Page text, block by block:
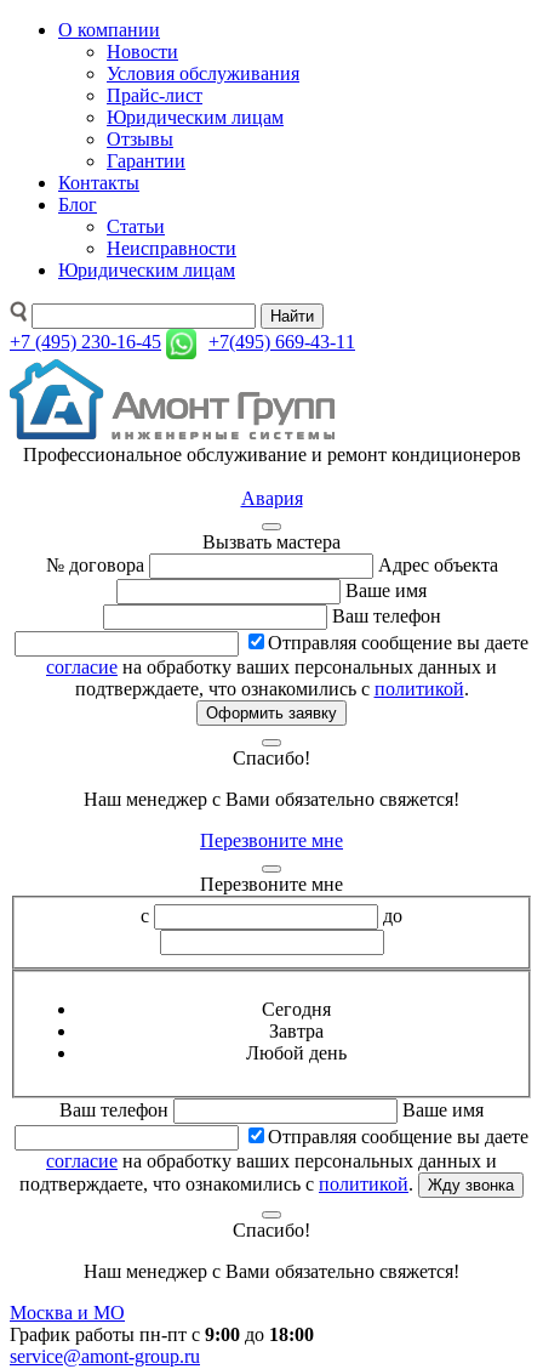
О компании
Новости
Условия обслуживания
Прайс-лист
Юридическим лицам
Отзывы
Гарантии
Контакты
Блог
Статьи
Неисправности
Юридическим лицам
Найти
+7 (495) 230-16-45 +7(495) 669-43-11
Профессиональное обслуживание и ремонт кондиционеров
Авария
Вызвать мастера
№ договора
Адрес объекта
Ваше имя
Ваш телефон
Отправляя сообщение вы даете
согласие на обработку ваших персональных данных и
подтверждаете, что ознакомились с политикой.
Оформить заявку
Спасибо!
Наш менеджер с Вами обязательно свяжется!
Перезвоните мне
Перезвоните мне
с
до
Сегодня
Завтра
Любой день
Ваш телефон
Ваше имя
Отправляя сообщение вы даете
согласие на обработку ваших персональных данных и
подтверждаете, что ознакомились с политикой. Жду звонка
Спасибо!
Наш менеджер с Вами обязательно свяжется!
Москва и МО
График работы пн-пт с 9:00 до 18:00
service@amont-group.ru